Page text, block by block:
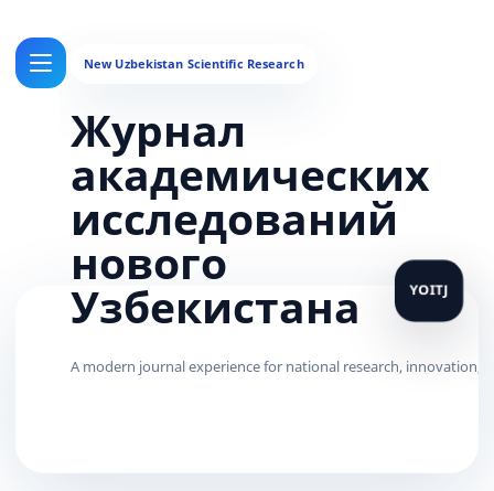
Журнал
академических
исследований
нового
Узбекистана